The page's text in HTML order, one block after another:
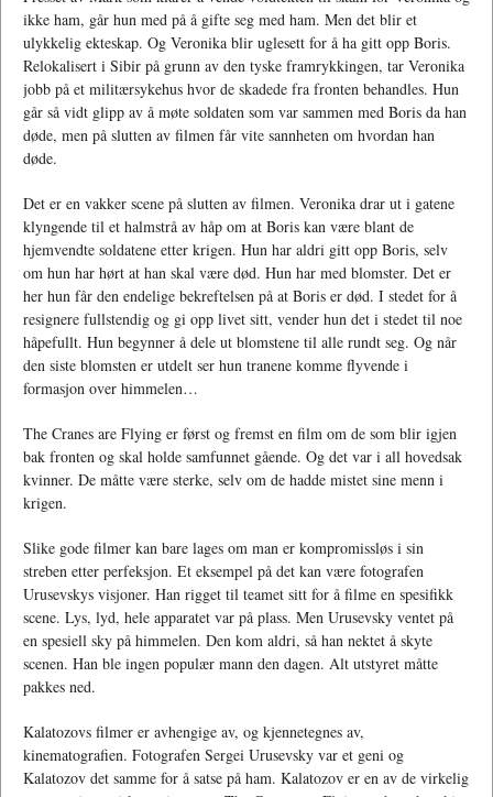
ikke ham, går hun med på å gifte seg med ham. Men det blir et
ulykkelig ekteskap. Og Veronika blir uglesett for å ha gitt opp Boris.
Relokalisert i Sibir på grunn av den tyske framrykkingen, tar Veronika
jobb på et militærsykehus hvor de skadede fra fronten behandles. Hun
går så vidt glipp av å møte soldaten som var sammen med Boris da han
døde, men på slutten av filmen får vite sannheten om hvordan han
døde.
Det er en vakker scene på slutten av filmen. Veronika drar ut i gatene
klyngende til et halmstrå av håp om at Boris kan være blant de
hjemvendte soldatene etter krigen. Hun har aldri gitt opp Boris, selv
om hun har hørt at han skal være død. Hun har med blomster. Det er
her hun får den endelige bekreftelsen på at Boris er død. I stedet for å
resignere fullstendig og gi opp livet sitt, vender hun det i stedet til noe
håpefullt. Hun begynner å dele ut blomstene til alle rundt seg. Og når
den siste blomsten er utdelt ser hun tranene komme flyvende i
formasjon over himmelen…
The Cranes are Flying er først og fremst en film om de som blir igjen
bak fronten og skal holde samfunnet gående. Og det var i all hovedsak
kvinner. De måtte være sterke, selv om de hadde mistet sine menn i
krigen.
Slike gode filmer kan bare lages om man er kompromissløs i sin
streben etter perfeksjon. Et eksempel på det kan være fotografen
Urusevskys visjoner. Han rigget til teamet sitt for å filme en spesifikk
scene. Lys, lyd, hele apparatet var på plass. Men Urusevsky ventet på
en spesiell sky på himmelen. Den kom aldri, så han nektet å skyte
scenen. Han ble ingen populær mann den dagen. Alt utstyret måtte
pakkes ned.
Kalatozovs filmer er avhengige av, og kjennetegnes av,
kinematografien. Fotografen Sergei Urusevsky var et geni og
Kalatozov det samme for å satse på ham. Kalatozov er en av de virkelig